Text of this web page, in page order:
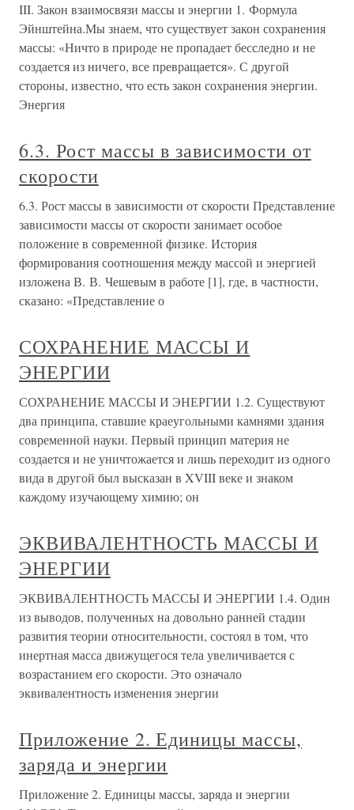
III. Закон взаимосвязи массы и энергии 1. Формула
Эйнштейна.Мы знаем, что существует закон сохранения
массы: «Ничто в природе не пропадает бесследно и не
создается из ничего, все превращается». С другой
стороны, известно, что есть закон сохранения энергии.
Энергия
6.3. Рост массы в зависимости от
скорости
6.3. Рост массы в зависимости от скорости Представление
зависимости массы от скорости занимает особое
положение в современной физике. История
формирования соотношения между массой и энергией
изложена В. В. Чешевым в работе [1], где, в частности,
сказано: «Представление о
СОХРАНЕНИЕ МАССЫ И
ЭНЕРГИИ
СОХРАНЕНИЕ МАССЫ И ЭНЕРГИИ 1.2. Существуют
два принципа, ставшие краеугольными камнями здания
современной науки. Первый принцип материя не
создается и не уничтожается и лишь переходит из одного
вида в другой был высказан в XVIII веке и знаком
каждому изучающему химию; он
ЭКВИВАЛЕНТНОСТЬ МАССЫ И
ЭНЕРГИИ
ЭКВИВАЛЕНТНОСТЬ МАССЫ И ЭНЕРГИИ 1.4. Один
из выводов, полученных на довольно ранней стадии
развития теории относительности, состоял в том, что
инертная масса движущегося тела увеличивается с
возрастанием его скорости. Это означало
эквивалентность изменения энергии
Приложение 2. Единицы массы,
заряда и энергии
Приложение 2. Единицы массы, заряда и энергии